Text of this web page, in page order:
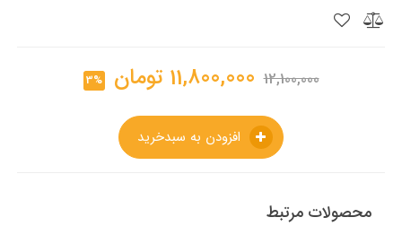
12,100,000
11,800,000 تومان 3%
محصولات مرتبط